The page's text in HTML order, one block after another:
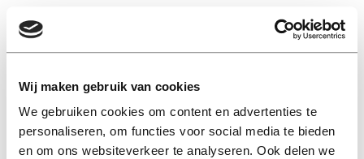
Wij maken gebruik van cookies
We gebruiken cookies om content en advertenties te
personaliseren, om functies voor social media te bieden
en om ons websiteverkeer te analyseren. Ook delen we
EN
pussy's